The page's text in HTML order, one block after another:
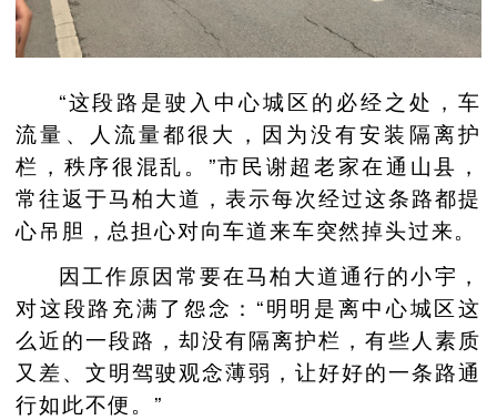
“这段路是驶入中心城区的必经之处，车
流量、人流量都很大，因为没有安装隔离护
栏，秩序很混乱。”市民谢超老家在通山县，
常往返于马柏大道，表示每次经过这条路都提
心吊胆，总担心对向车道来车突然掉头过来。
因工作原因常要在马柏大道通行的小宇，
对这段路充满了怨念：“明明是离中心城区这
么近的一段路，却没有隔离护栏，有些人素质
又差、文明驾驶观念薄弱，让好好的一条路通
行如此不便。”